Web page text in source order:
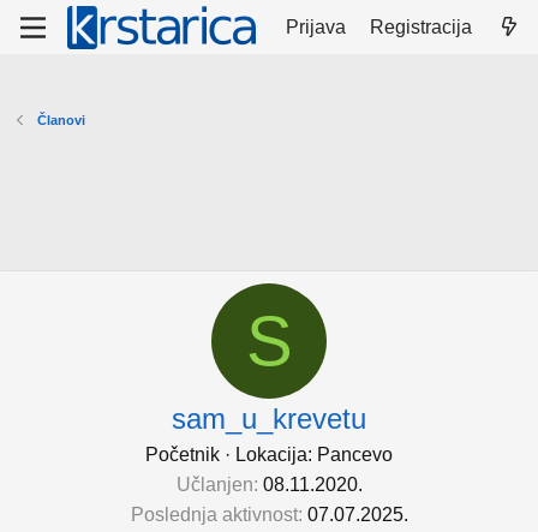
Prijava Registracija
Članovi
S
sam_u_krevetu
Početnik · Lokacija: Pancevo
Učlanjen 08.11.2020.
Poslednja aktivnost 07.07.2025.